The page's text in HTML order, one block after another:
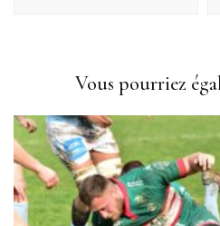
Vous pourriez